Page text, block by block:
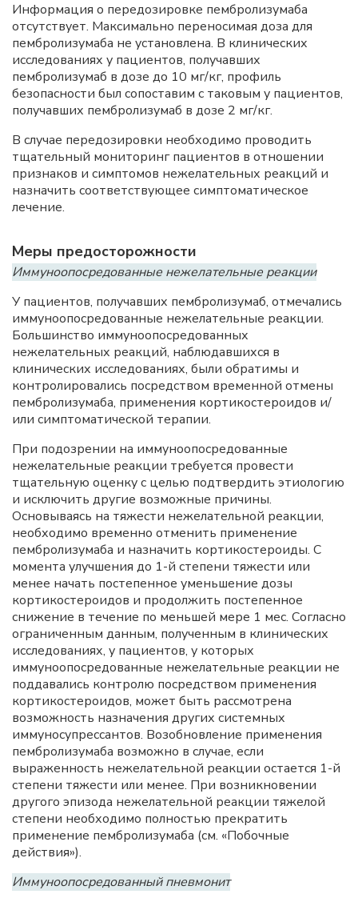
Информация о передозировке пембролизумаба
отсутствует. Максимально переносимая доза для
пембролизумаба не установлена. В клинических
исследованиях у пациентов, получавших
пембролизумаб в дозе до 10 мг/кг, профиль
безопасности был сопоставим с таковым у пациентов,
получавших пембролизумаб в дозе 2 мг/кг.
В случае передозировки необходимо проводить
тщательный мониторинг пациентов в отношении
признаков и симптомов нежелательных реакций и
назначить соответствующее симптоматическое
лечение.
Меры предосторожности
Иммуноопосредованные нежелательные реакции
У пациентов, получавших пембролизумаб, отмечались
иммуноопосредованные нежелательные реакции.
Большинство иммуноопосредованных
нежелательных реакций, наблюдавшихся в
клинических исследованиях, были обратимы и
контролировались посредством временной отмены
пембролизумаба, применения кортикостероидов и/
или симптоматической терапии.
При подозрении на иммуноопосредованные
нежелательные реакции требуется провести
тщательную оценку с целью подтвердить этиологию
и исключить другие возможные причины.
Основываясь на тяжести нежелательной реакции,
необходимо временно отменить применение
пембролизумаба и назначить кортикостероиды. С
момента улучшения до 1-й степени тяжести или
менее начать постепенное уменьшение дозы
кортикостероидов и продолжить постепенное
снижение в течение по меньшей мере 1 мес. Согласно
ограниченным данным, полученным в клинических
исследованиях, у пациентов, у которых
иммуноопосредованные нежелательные реакции не
поддавались контролю посредством применения
кортикостероидов, может быть рассмотрена
возможность назначения других системных
иммуносупрессантов. Возобновление применения
пембролизумаба возможно в случае, если
выраженность нежелательной реакции остается 1-й
степени тяжести или менее. При возникновении
другого эпизода нежелательной реакции тяжелой
степени необходимо полностью прекратить
применение пембролизумаба (см. «Побочные
действия»).
Иммуноопосредованный пневмонит